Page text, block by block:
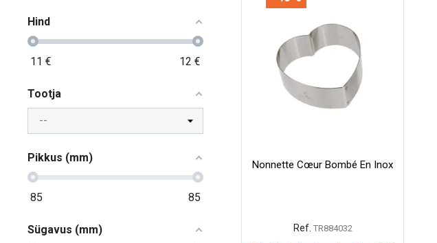
Hind
11 € 12 €
Tootja
Pikkus (mm)
85 85
Sügavus (mm)
Nonnette Cœur Bombé En Inox
Ref. TR884032